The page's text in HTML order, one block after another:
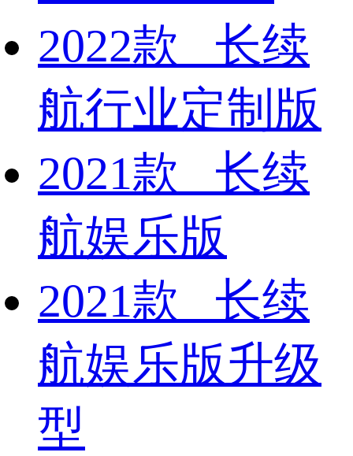
2022款 长续
航行业定制版
2021款 长续
航娱乐版
2021款 长续
航娱乐版升级
型